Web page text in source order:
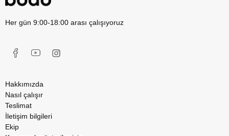
Her gün 9:00-18:00 arası çalışıyoruz
Hakkımızda
Nasıl çalışır
Teslimat
İletişim bilgileri
Ekip